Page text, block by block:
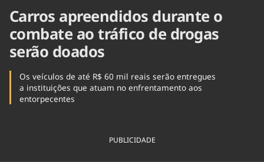
Carros apreendidos durante o
combate ao tráfico de drogas
serão doados
Os veículos de até R$ 60 mil reais serão entregues
a instituições que atuam no enfrentamento aos
entorpecentes
PUBLICIDADE